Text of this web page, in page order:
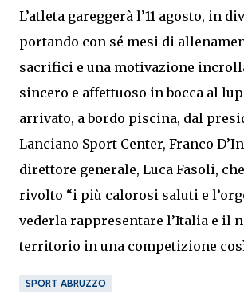
L’atleta gareggerà l’11 agosto, in
portando con sé mesi di
sacrifici e una motivazione
sincero e affettuoso in bocca al
arrivato, a bordo piscina, dal
Lanciano Sport Center, Franco
direttore generale, Luca Fasoli,
rivolto “i più calorosi saluti e
vederla rappresentare l’Italia e il
territorio in una competizione
SPORT ABRUZZO